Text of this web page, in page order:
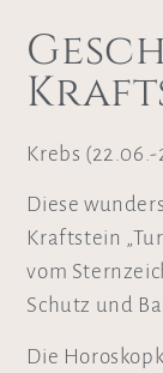
Krebs
Diese
Kraftstein
vom
Schutz und
Die